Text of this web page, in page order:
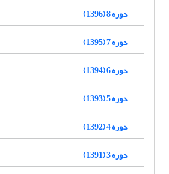
دوره 8 (1396)
دوره 7 (1395)
دوره 6 (1394)
دوره 5 (1393)
دوره 4 (1392)
دوره 3 (1391)